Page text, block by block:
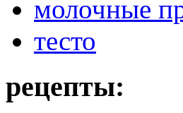
молочные
тесто
рецепты: